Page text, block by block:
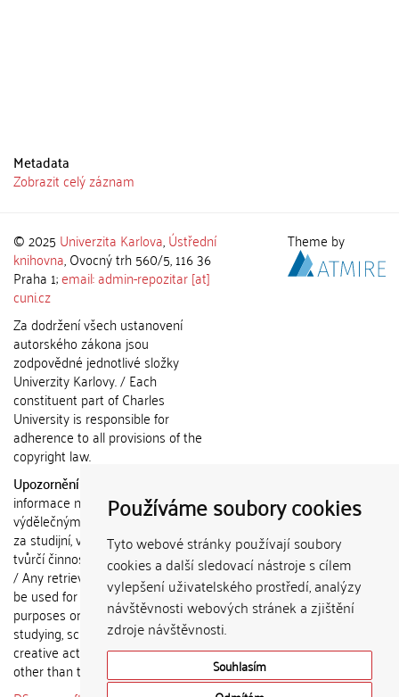
Používáme soubory cookies
Tyto webové stránky používají soubory
cookies a další sledovací nástroje s cílem
vylepšení uživatelského prostředí, analýzy
návštěvnosti webových stránek a zjištění
zdroje návštěvnosti.
Souhlasím
Metadata
Zobrazit celý záznam
© 2025 Univerzita Karlova,Ústřední
knihovna, Ovocný trh 560/5, 116 36
Praha 1;email: admin-repozitar [at]
cuni.cz
Za dodržení všech ustanovení
autorského zákona jsou
zodpovědné jednotlivé složky
Univerzity Karlovy. / Each
constituent part of Charles
University is responsible for
adherence to all provisions of the
copyright law.
Upozornění / Notice:
informace nemohou být použity k
výdělečným účelům nebo vydávány
za studijní, vědeckou nebo jinou
tvůrčí činnost jiné osoby než autora.
/ Any retrieved information shall not
be used for any commercial
purposes or claimed as results of
studying, scientific or any other
creative activities of any person
other than the author.
Theme by